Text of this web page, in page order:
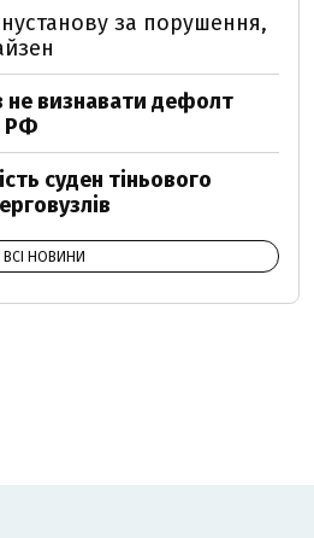
за порушення,
не визнавати дефолт
РФ
суден тіньового
ВСІ НОВИНИ